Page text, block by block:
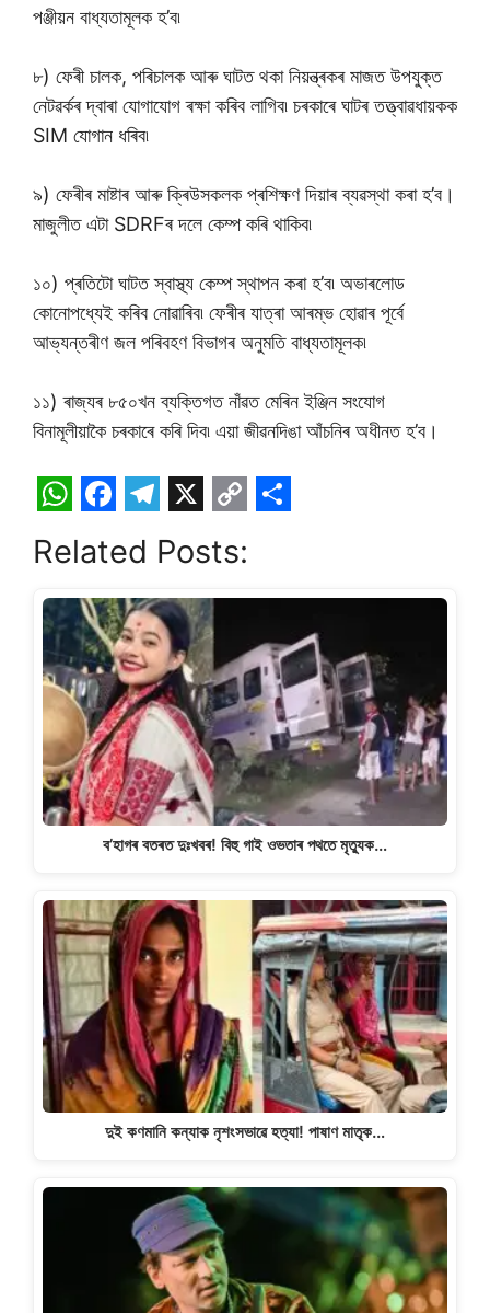
পঞ্জীয়ন বাধ্যতামূলক হ’ব৷
৮) ফেৰী চালক, পৰিচালক আৰু ঘাটত থকা নিয়ন্ত্ৰকৰ মাজত উপযুক্ত
নেটৱৰ্কৰ দ্বাৰা যোগাযোগ ৰক্ষা কৰিব লাগিব৷ চৰকাৰে ঘাটৰ তত্ত্বাৱধায়কক
SIM যোগান ধৰিব৷
৯) ফেৰীৰ মাষ্টাৰ আৰু ক্ৰিউসকলক প্ৰশিক্ষণ দিয়াৰ ব্যৱস্থা কৰা হ’ব।
মাজুলীত এটা SDRFৰ দলে কেম্প কৰি থাকিব৷
১০) প্ৰতিটো ঘাটত স্বাস্থ্য কেম্প স্থাপন কৰা হ’ব৷ অভাৰলোড
কোনোপধ্যেই কৰিব নোৱাৰিব৷ ফেৰীৰ যাত্ৰা আৰম্ভ হোৱাৰ পূৰ্বে
আভ্যন্তৰীণ জল পৰিবহণ বিভাগৰ অনুমতি বাধ্যতামূলক৷
১১) ৰাজ্যৰ ৮৫০খন ব্যক্তিগত নাঁৱত মেৰিন ইঞ্জিন সংযোগ
বিনামূলীয়াকৈ চৰকাৰে কৰি দিব৷ এয়া জীৱনদিঙা আঁচনিৰ অধীনত হ’ব।
W
h
a
t
s
A
p
p
a
c
e
b
o
o
k
T
e
l
e
g
r
a
m
X
o
p
y
L
i
n
k
a
r
e
Related Posts:
ব’হাগৰ বতৰত দুঃখবৰ! বিহু গাই ওভতাৰ পথতে মৃত্যুক…
দুই কণমানি কন্যাক নৃশংসভাৱে হত্যা! পাষাণ মাতৃক…